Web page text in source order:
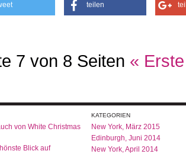
teilen
7 von 8 Seiten « Erste
von White Christmas
Blick auf
KATEGORIEN
New York, März 2015
Edinburgh, Juni 2014
New York, April 2014